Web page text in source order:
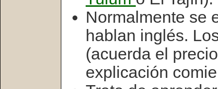
Normalmente se
hablan inglés.
(acuerda el
explicación